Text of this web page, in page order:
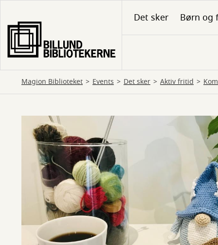
hovedindhold
Det sker Børn og
Magion Biblioteket Events Det sker Aktiv fritid